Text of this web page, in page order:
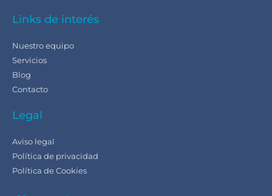
Links de interés
Nuestro equipo
Servicios
Blog
Contacto
Legal
Aviso legal
Política de privacidad
Política de Cookies